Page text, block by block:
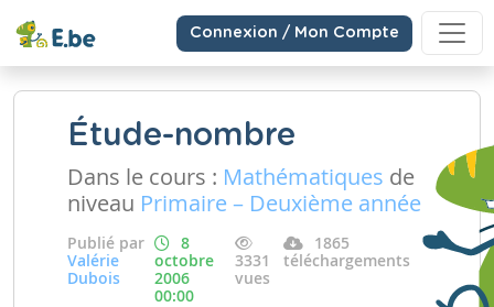
Connexion / Mon Compte
Étude-nombre
Dans le cours : Mathématiques de
niveau Primaire – Deuxième année
Publié par
Valérie
Dubois
8
octobre
2006
00:00
3331
vues
1865
téléchargements